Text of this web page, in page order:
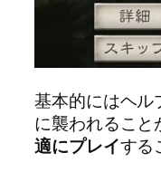
基本的にはヘル
に襲われること
適にプレイする